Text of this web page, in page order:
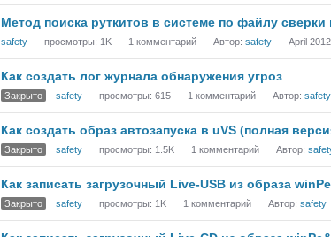
Метод поиска руткитов в системе по файлу сверки
safety просмотры: 1K 1 комментарий Автор: safety April 2012
Как создать лог журнала обнаружения угроз
Закрыто safety просмотры: 615 1 комментарий Автор: safety
Как создать образ автозапуска в uVS (полная
Закрыто safety просмотры: 1.5K 1 комментарий Автор:
Как записать загрузочный Live-USB из образа
Закрыто safety просмотры: 1K 1 комментарий Автор: safety